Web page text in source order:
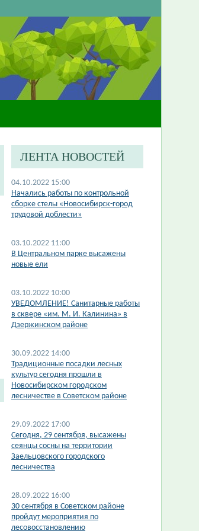
ЛЕНТА НОВОСТЕЙ
04.10.2022 15:00
​Начались работы по контрольной
сборке стелы «Новосибирск-город
трудовой доблести»
03.10.2022 11:00
​В Центральном парке высажены
новые ели
03.10.2022 10:00
​УВЕДОМЛЕНИЕ! Санитарные работы
в сквере «им. М. И. Калинина» в
Дзержинском районе
30.09.2022 14:00
​Традиционные посадки лесных
культур сегодня прошли в
Новосибирском городском
лесничестве в Советском районе
29.09.2022 17:00
Сегодня, 29 сентября, высажены
сеянцы сосны на территории
Заельцовского городского
лесничества
28.09.2022 16:00
30 сентября в Советском районе
пройдут мероприятия по
лесовосстановлению